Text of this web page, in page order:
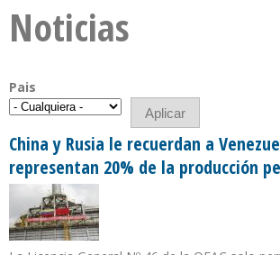
Noticias
Pais
China y Rusia le recuerdan a
representan 20% de la producción